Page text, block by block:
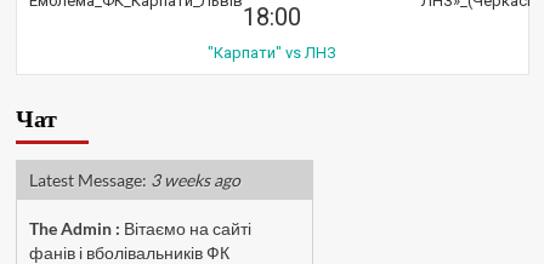
18:00
"Карпати" vs ЛНЗ
Чат
Latest Message: 3 weeks ago
The Admin: Вітаємо на сайті
фанів і вболівальників ФК